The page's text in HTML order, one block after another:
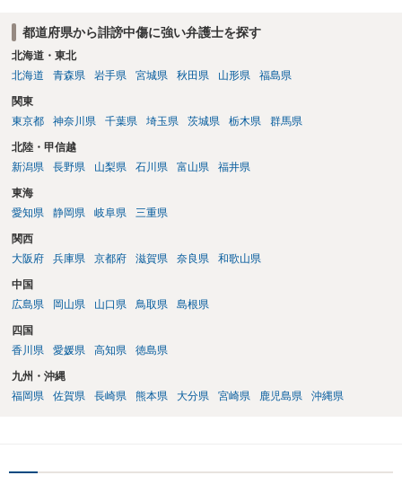
都道府県から誹謗中傷に強い弁護士を探す
北海道・東北
北海道
青森県 岩手県 宮城県 秋田県 山形県 福島県
関東
東京都
神奈川県 千葉県 埼玉県 茨城県 栃木県 群馬県
北陸・甲信越
新潟県
長野県 山梨県 石川県 富山県 福井県
東海
愛知県
静岡県 岐阜県 三重県
関西
大阪府
兵庫県 京都府 滋賀県 奈良県 和歌山県
中国
広島県
岡山県 山口県 鳥取県 島根県
四国
香川県
愛媛県 高知県 徳島県
九州・沖縄
福岡県
佐賀県 長崎県 熊本県 大分県 宮崎県 鹿児島県 沖縄県